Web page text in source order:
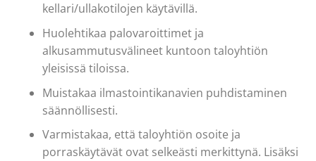
kellari/ullakotilojen käytävillä.
Huolehtikaa palovaroittimet ja
alkusammutusvälineet kuntoon taloyhtiön
yleisissä tiloissa.
Muistakaa ilmastointikanavien puhdistaminen
säännöllisesti.
Varmistakaa, että taloyhtiön osoite ja
porraskäytävät ovat selkeästi merkittynä. Lisäksi